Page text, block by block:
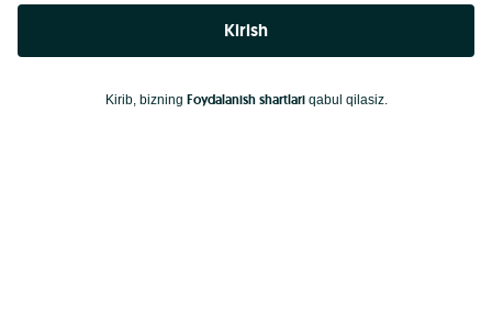
Kirish
Kirib, bizning Foydalanish shartlariqabul qilasiz.